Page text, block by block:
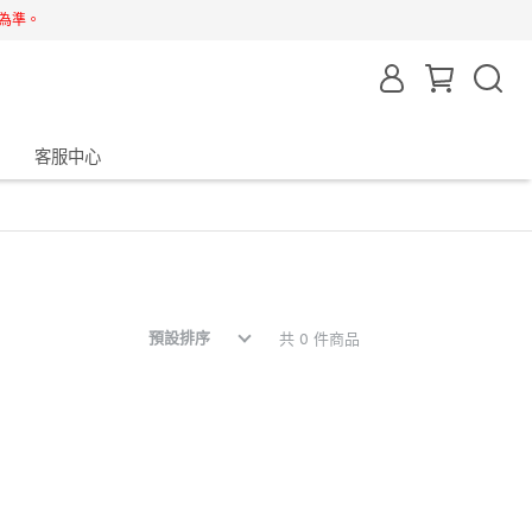
準。
客服中心
預設排序 共 0 件商品